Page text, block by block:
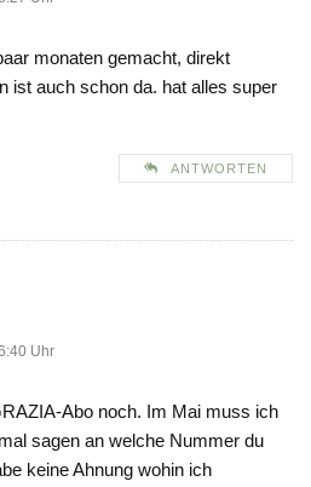
monaten gemacht, direkt
ist auch schon da. hat alles super
ANTWORTEN
Uhr
Abo noch. Im Mai muss ich
sagen an welche Nummer du
keine Ahnung wohin ich